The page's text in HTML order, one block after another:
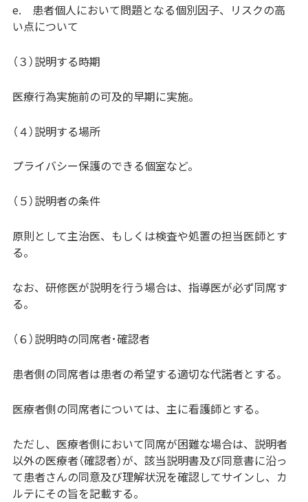
e. 患者個人において問題となる個別因子、リスクの高
い点について
（３）説明する時期
医療行為実施前の可及的早期に実施。
（４）説明する場所
プライバシー保護のできる個室など。
（５）説明者の条件
原則として主治医、もしくは検査や処置の担当医師とす
る。
なお、研修医が説明を行う場合は、指導医が必ず同席す
る。
（６）説明時の同席者･確認者
患者側の同席者は患者の希望する適切な代諾者とする。
医療者側の同席者については、主に看護師とする。
ただし、医療者側において同席が困難な場合は、説明者
以外の医療者（確認者）が、該当説明書及び同意書に沿っ
て患者さんの同意及び理解状況を確認してサインし、カ
ルテにその旨を記載する。